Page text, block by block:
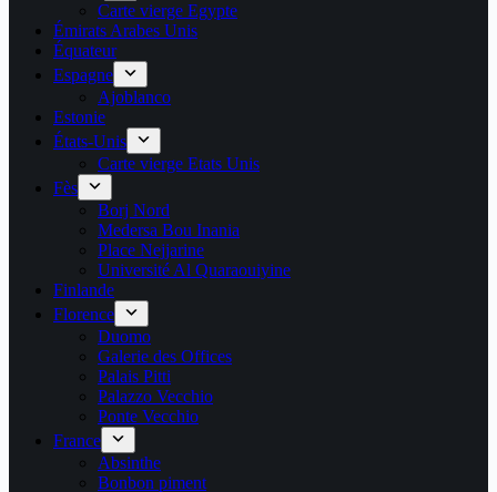
Carte vierge Egypte
Émirats Arabes Unis
Équateur
Espagne
Ajoblanco
Estonie
États-Unis
Carte vierge Etats Unis
Fès
Borj Nord
Medersa Bou Inania
Place Nejjarine
Université Al Quaraouiyine
Finlande
Florence
Duomo
Galerie des Offices
Palais Pitti
Palazzo Vecchio
Ponte Vecchio
France
Absinthe
Bonbon piment